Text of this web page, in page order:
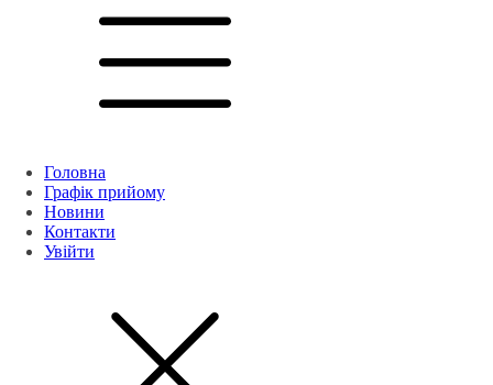
Головна
Графік прийому
Новини
Контакти
Увійти